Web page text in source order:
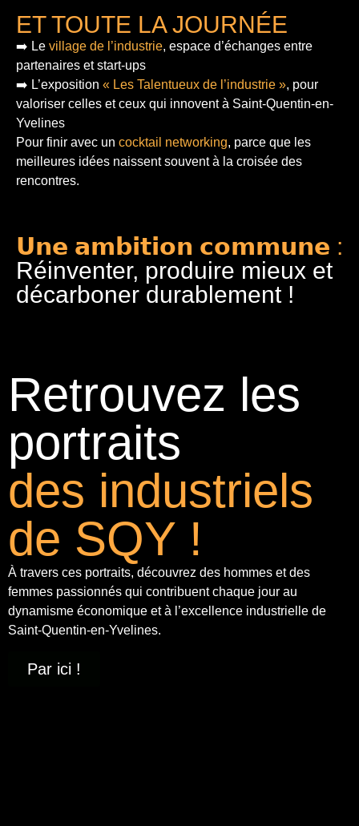
ET TOUTE LA JOURNÉE
➡️ Le village de l’industrie, espace d’échanges entre
partenaires et start-ups
➡️ L’exposition « Les Talentueux de l’industrie », pour
valoriser celles et ceux qui innovent à Saint-Quentin-en-
Yvelines
Pour finir avec un cocktail networking, parce que les
meilleures idées naissent souvent à la croisée des
rencontres.
𝗨𝗻𝗲 𝗮𝗺𝗯𝗶𝘁𝗶𝗼𝗻 𝗰𝗼𝗺𝗺𝘂𝗻𝗲 :
Réinventer, produire mieux et
décarboner durablement !
Retrouvez les
portraits
des industriels
de SQY !
À travers ces portraits, découvrez des hommes et des
femmes passionnés qui contribuent chaque jour au
dynamisme économique et à l’excellence industrielle de
Saint-Quentin-en-Yvelines.
Par ici !